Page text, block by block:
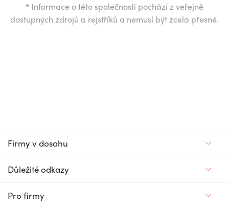
* Informace o této společnosti pochází z veřejně
dostupných zdrojů a rejstříků a nemusí být zcela přesné.
Firmy v dosahu
Důležité odkazy
Pro firmy